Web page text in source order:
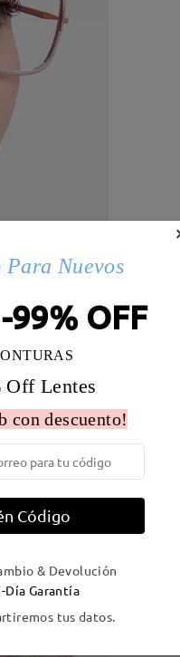
Nuevos
99% OFF
Off Lentes
con descuento!
Código
& Devolución
Día Garantía
tus datos.